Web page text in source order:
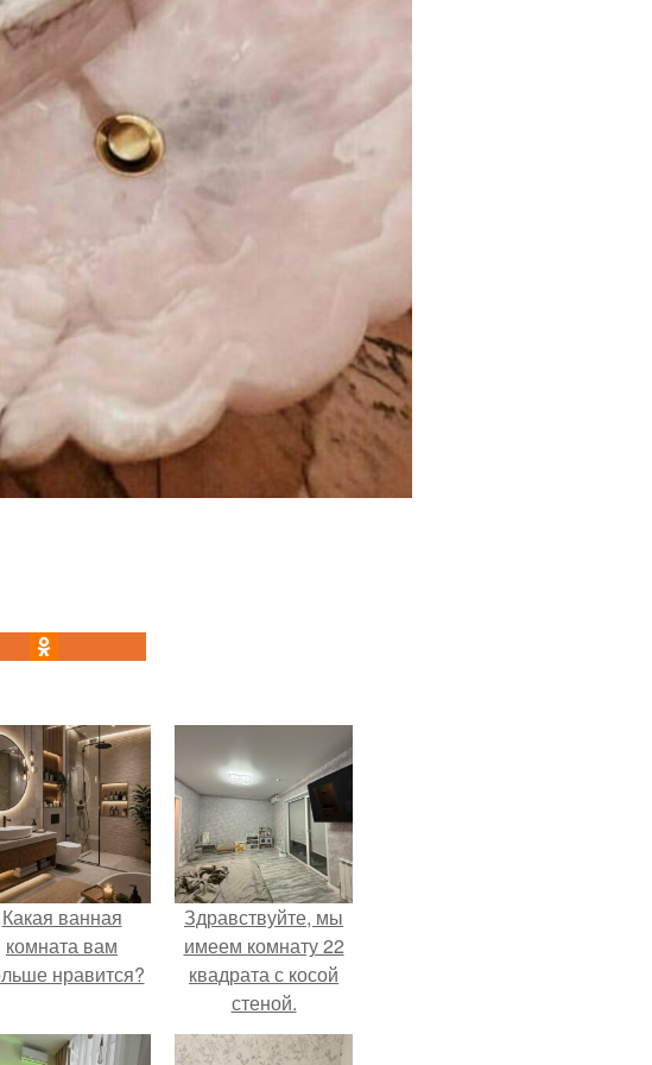
Какая ванная
комната вам
нравится?
Здравствуйте, мы
имеем комнату 22
квадрата с косой
стеной.